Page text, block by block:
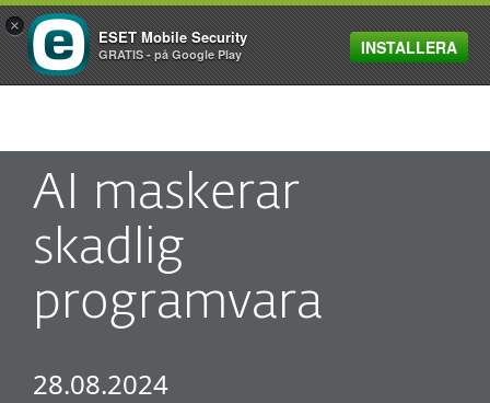
MENU
AI maskerar
skadlig
programvara
28.08.2024
×
ESET Mobile Security
GRATIS - på Google Play INSTALLERA